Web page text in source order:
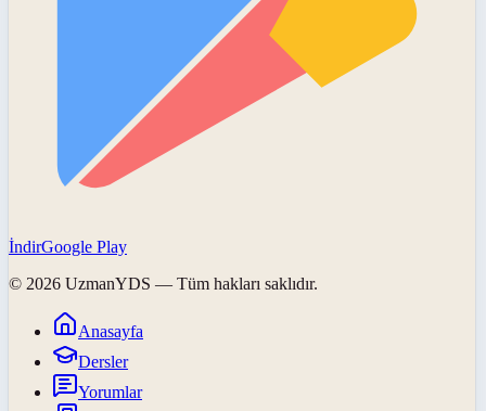
İndirGoogle Play
© 2026 UzmanYDS — Tüm hakları saklıdır.
Anasayfa
Dersler
Yorumlar